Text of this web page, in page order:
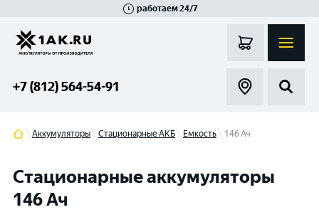
работаем 24/7
+7 (812) 564-54-91
Аккумуляторы Стационарные АКБ Емкость 146 Ач
Стационарные аккумуляторы
146 Ач
Гатчина